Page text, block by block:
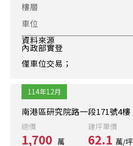
樓層
車位
資料來源
內政部實登
僅車位交易；
114年12月
南港區研究院路一段171號4樓
總價
1,700 萬
建坪單價
62.1 萬/坪